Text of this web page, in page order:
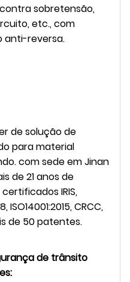
sobretensão,
etc., com
anti-reversa.
de solução de
para material
com sede em Jinan
de 21 anos de
IRIS,
ISO14001:2015, CRCC,
de 50 patentes.
de trânsito